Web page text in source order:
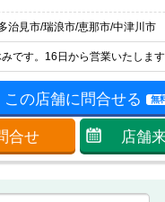
治見市/瑞浪市/恵那市/中津川市
です。16日から営業いたします
この店舗に問合せる 無
合せ 店舗